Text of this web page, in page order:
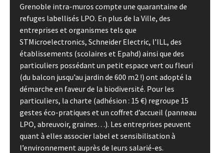
Grenoble intra-muros compte une quarantaine de
refuges labellisés LPO. En plus de la Ville, des
entreprises et organismes tels que
STMicroelectronics, Schneider Electric, l’ILL, des
établissements (scolaires et Epahd) ainsi que des
particuliers possédant un petit espace vert ou fleuri
(du balcon jusqu’au jardin de 600 m2 !) ont adopté la
démarche en faveur de la biodiversité. Pour les
particuliers, la charte (adhésion : 15 €) regroupe 15
gestes éco-pratiques et un coffret d’accueil (panneau
LPO, abreuvoir, graines…). Les entreprises peuvent
quant à elles associer label et sensibilisation à
l’environnement auprès de leurs salarié-es.